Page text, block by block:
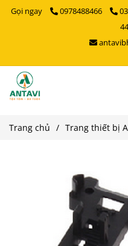
Gọi ngay 0978488466
Trang chủ / Trang thiết bị